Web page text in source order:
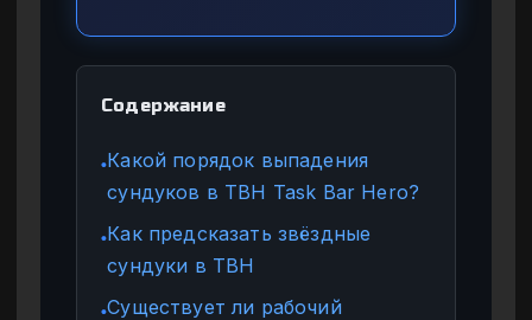
Содержание
●Какой порядок выпадения
сундуков в TBH Task Bar Hero?
●Как предсказать звёздные
сундуки в TBH
●Существует ли рабочий